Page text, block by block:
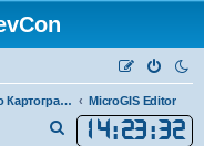
🧭 Форум о Картографии, Навигации и Картах MicroGIS Editor
14:23:32